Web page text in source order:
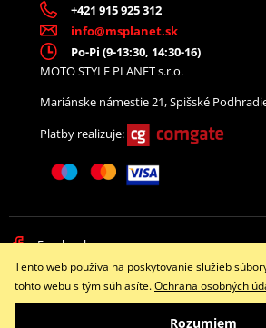
+421 915 925 312
info@msplanet.sk
Po-Pi (9-13:30, 14:30-16)
MOTO STYLE PLANET s.r.o.
Mariánske námestie 21, Spišské
Platby realizuje:
Facebook
Copyright © 2026
Tento web používa na poskytovanie služieb
tohto webu s tým súhlasíte.Ochrana osobných
Rozumiem